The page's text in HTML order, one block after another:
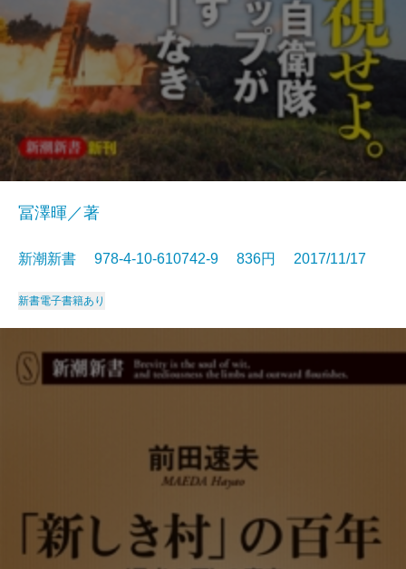
冨澤暉／著
新潮新書 978-4-10-610742-9 836円 2017/11/17
新書電子書籍あり